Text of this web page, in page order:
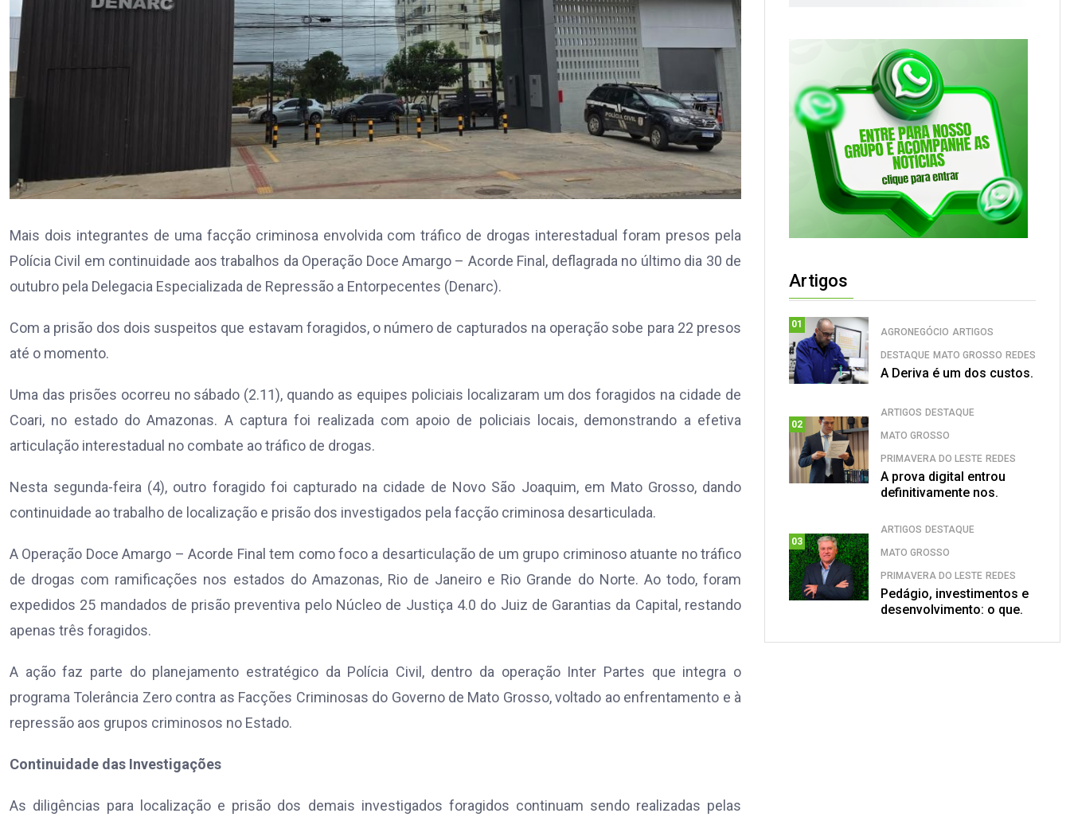
Mais dois integrantes de uma facção criminosa envolvida com tráfico de drogas interestadual foram presos pela
Polícia Civil em continuidade aos trabalhos da Operação Doce Amargo – Acorde Final, deflagrada no último dia 30 de
outubro pela Delegacia Especializada de Repressão a Entorpecentes (Denarc).
Com a prisão dos dois suspeitos que estavam foragidos, o número de capturados na operação sobe para 22 presos
até o momento.
Uma das prisões ocorreu no sábado (2.11), quando as equipes policiais localizaram um dos foragidos na cidade de
Coari, no estado do Amazonas. A captura foi realizada com apoio de policiais locais, demonstrando a efetiva
articulação interestadual no combate ao tráfico de drogas.
Nesta segunda-feira (4), outro foragido foi capturado na cidade de Novo São Joaquim, em Mato Grosso, dando
continuidade ao trabalho de localização e prisão dos investigados pela facção criminosa desarticulada.
A Operação Doce Amargo – Acorde Final tem como foco a desarticulação de um grupo criminoso atuante no tráfico
de drogas com ramificações nos estados do Amazonas, Rio de Janeiro e Rio Grande do Norte. Ao todo, foram
expedidos 25 mandados de prisão preventiva pelo Núcleo de Justiça 4.0 do Juiz de Garantias da Capital, restando
apenas três foragidos.
A ação faz parte do planejamento estratégico da Polícia Civil, dentro da operação Inter Partes que integra o
programa Tolerância Zero contra as Facções Criminosas do Governo de Mato Grosso, voltado ao enfrentamento e à
repressão aos grupos criminosos no Estado.
Continuidade das Investigações
As diligências para localização e prisão dos demais investigados foragidos continuam sendo realizadas pelas
Artigos
01
AGRONEGÓCIO ARTIGOS
DESTAQUE MATO GROSSO REDES
A Deriva é um dos custos.
02
ARTIGOS DESTAQUE
MATO GROSSO
PRIMAVERA DO LESTE REDES
A prova digital entrou
definitivamente nos.
03
ARTIGOS DESTAQUE
MATO GROSSO
PRIMAVERA DO LESTE REDES
Pedágio, investimentos e
desenvolvimento: o que.